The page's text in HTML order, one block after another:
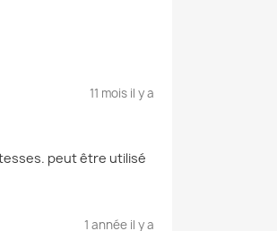
11 mois il y a
peut être utilisé
1 année il y a